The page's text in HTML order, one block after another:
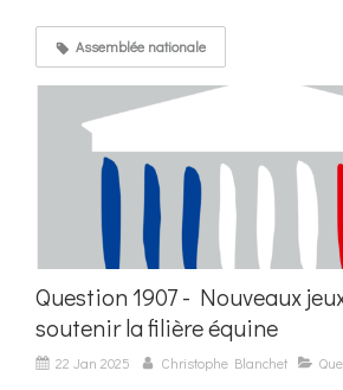
Assemblée nationale
Question 1907 - Nouveaux
soutenir la filière équine
22 Jan 2025 Christophe Blanchet